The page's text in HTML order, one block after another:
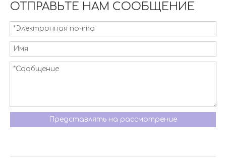
ОТПРАВЬТЕ НАМ СООБЩЕНИЕ
Представлять на рассмотрение